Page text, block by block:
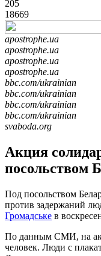
205
18669
apostrophe.ua
apostrophe.ua
apostrophe.ua
apostrophe.ua
bbc.com/ukrainian
bbc.com/ukrainian
bbc.com/ukrainian
bbc.com/ukrainian
svaboda.org
Акция
посольством
Под посольством
против задержаний
Громадське в
По данным СМИ, на
человек. Люди с